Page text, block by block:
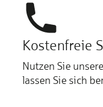
Kostenfreie
Nutzen Sie
lassen Sie sich